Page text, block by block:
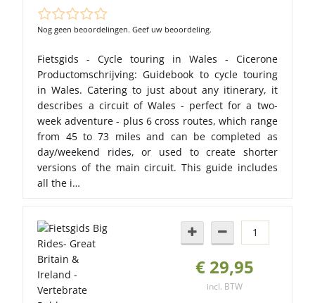
Nog geen beoordelingen. Geef uw beoordeling.
Fietsgids - Cycle touring in Wales - Cicerone
Productomschrijving: Guidebook to cycle touring
in Wales. Catering to just about any itinerary, it
describes a circuit of Wales - perfect for a two-
week adventure - plus 6 cross routes, which range
from 45 to 73 miles and can be completed as
day/weekend rides, or used to create shorter
versions of the main circuit. This guide includes
all the i…
€ 29,95
incl. BTW